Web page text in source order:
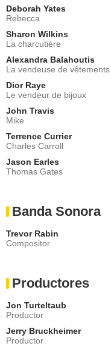
Deborah Yates
Rebecca
Sharon Wilkins
La charcutière
Alexandra Balahoutis
La vendeuse de vêtements
Dior Raye
Le vendeur de bijoux
John Travis
Mike
Terrence Currier
Charles Carroll
Jason Earles
Thomas Gates
Banda Sonora
Trevor Rabin
Compositor
Productores
Jon Turteltaub
Productor
Jerry Bruckheimer
Productor